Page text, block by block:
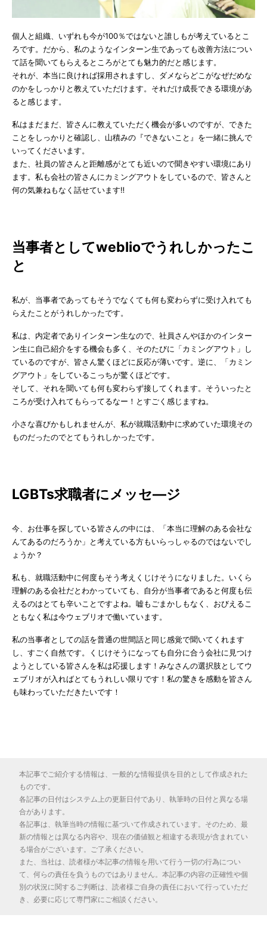
個人と組織、いずれも今が100％ではないと誰しもが考えているとこ
ろです。だから、私のようなインターン生であっても改善方法につい
て話を聞いてもらえるところがとても魅力的だと感じます。
それが、本当に良ければ採用されますし、ダメならどこがなぜだめな
のかをしっかりと教えていただけます。それだけ成長できる環境があ
ると感じます。
私はまだまだ、皆さんに教えていただく機会が多いのですが、できた
ことをしっかりと確認し、山積みの『できないこと』を一緒に挑んで
いってくださいます。
また、社員の皆さんと距離感がとても近いので聞きやすい環境にあり
ます。私も会社の皆さんにカミングアウトをしているので、皆さんと
何の気兼ねもなく話せています‼
当事者としてweblioでうれしかったこ
と
私が、当事者であってもそうでなくても何も変わらずに受け入れても
らえたことがうれしかったです。
私は、内定者でありインターン生なので、社員さんやほかのインター
ン生に自己紹介をする機会も多く、そのたびに「カミングアウト」し
ているのですが、皆さん驚くほどに反応が薄いです。逆に、「カミン
グアウト」をしているこっちが驚くほどです。
そして、それを聞いても何も変わらず接してくれます。そういったと
ころが受け入れてもらってるなー！とすごく感じますね。
小さな喜びかもしれませんが、私が就職活動中に求めていた環境その
ものだったのでとてもうれしかったです。
LGBTs求職者にメッセ―ジ
今、お仕事を探している皆さんの中には、「本当に理解のある会社な
んてあるのだろうか」と考えている方もいらっしゃるのではないでし
ょうか？
私も、就職活動中に何度もそう考えくじけそうになりました。いくら
理解のある会社だとわかっていても、自分が当事者であると何度も伝
えるのはとても辛いことですよね。嘘もごまかしもなく、おびえるこ
ともなく私は今ウェブリオで働いています。
私の当事者としての話を普通の世間話と同じ感覚で聞いてくれます
し、すごく自然です。くじけそうになっても自分に合う会社に見つけ
ようとしている皆さんを私は応援します！みなさんの選択肢としてウ
ェブリオが入ればとてもうれしい限りです！私の驚きを感動を皆さん
も味わっていただきたいです！
本記事でご紹介する情報は、一般的な情報提供を目的として作成された
ものです。
各記事の日付はシステム上の更新日付であり、執筆時の日付と異なる場
合があります。
各記事は、執筆当時の情報に基づいて作成されています。そのため、最
新の情報とは異なる内容や、現在の価値観と相違する表現が含まれてい
る場合がございます。ご了承ください。
また、当社は、読者様が本記事の情報を用いて行う一切の行為につい
て、何らの責任を負うものではありません。本記事の内容の正確性や個
別の状況に関するご判断は、読者様ご自身の責任において行っていただ
き、必要に応じて専門家にご相談ください。